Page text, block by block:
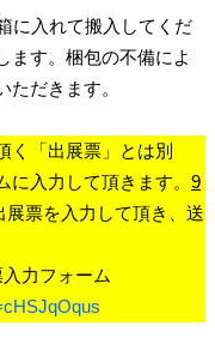
に入れて搬入してくだ
ます。梱包の不備によ
だきます。
く「出展票」とは別
入力して頂きます。 9
票を入力して頂き、送
力フォーム